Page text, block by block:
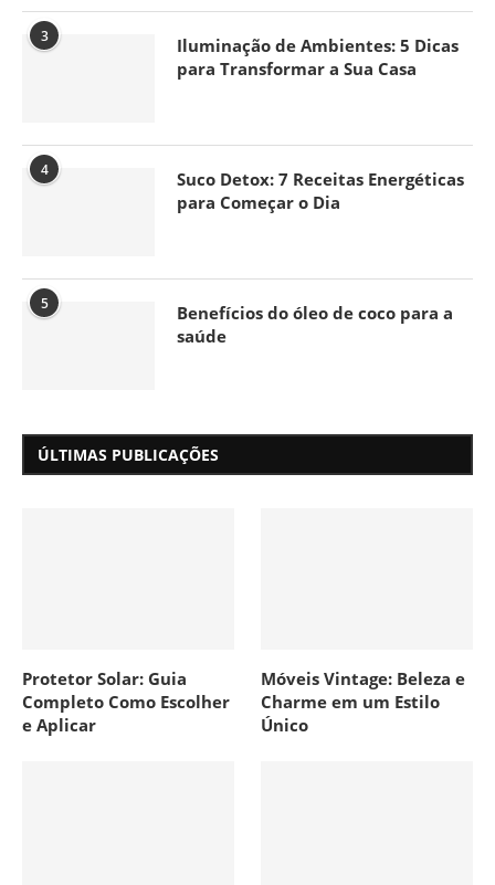
3
Iluminação de Ambientes: 5 Dicas
para Transformar a Sua Casa
4
Suco Detox: 7 Receitas Energéticas
para Começar o Dia
5
Benefícios do óleo de coco para a
saúde
ÚLTIMAS PUBLICAÇÕES
Protetor Solar: Guia
Completo Como Escolher
e Aplicar
Móveis Vintage: Beleza e
Charme em um Estilo
Único